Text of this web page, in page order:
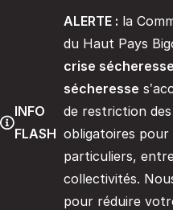
INFO
FLASH
ALERTE : la
du Haut Pays
crise
sécheresse
de restriction des
obligatoires pour
particuliers,
collectivités.
pour réduire